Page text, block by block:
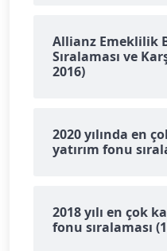
Allianz Emeklilik
Sıralaması ve
2016)
2020 yılında en
yatırım fonu
2018 yılı en çok
fonu sıralaması